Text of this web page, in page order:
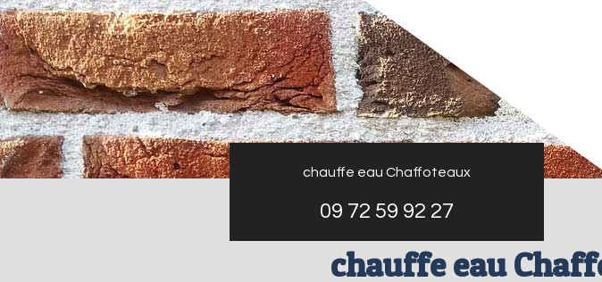
chauffe eau Chaffoteaux
09 72 59 92 27
chauffe eau